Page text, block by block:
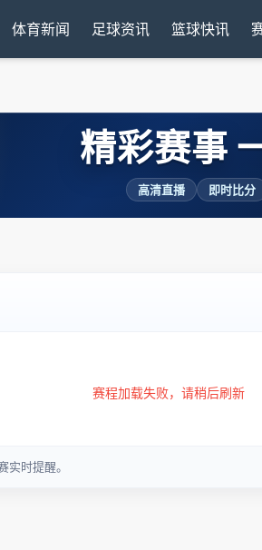
体育新闻 足球资讯 篮球快讯
精彩赛事
高清直播 即时比分